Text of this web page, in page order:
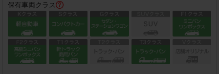
保有車両クラス